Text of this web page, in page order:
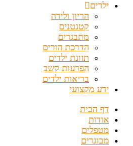
ילדים
הריון ולידה
קטנטנים
מתבגרים
הדרכת הורים
תזונת ילדים
הפרעות קשב
בריאות ילדים
ידע מקצועי
דף הבית
אודות
מטפלים
מבוגרים